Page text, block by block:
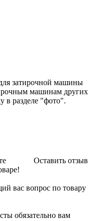
затирочной машины
машинам других
в разделе "фото".
Оставить отзыв
вас вопрос по товару
обязательно вам